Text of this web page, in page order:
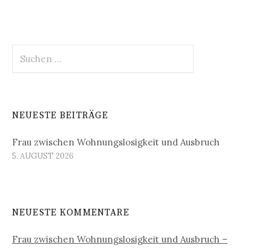
nach:
NEUESTE BEITRÄGE
Frau zwischen Wohnungslosigkeit und Ausbruch
5. AUGUST 2026
NEUESTE KOMMENTARE
Frau zwischen Wohnungslosigkeit und Ausbruch –